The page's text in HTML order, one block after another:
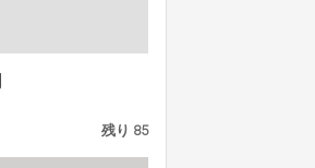
残り 85